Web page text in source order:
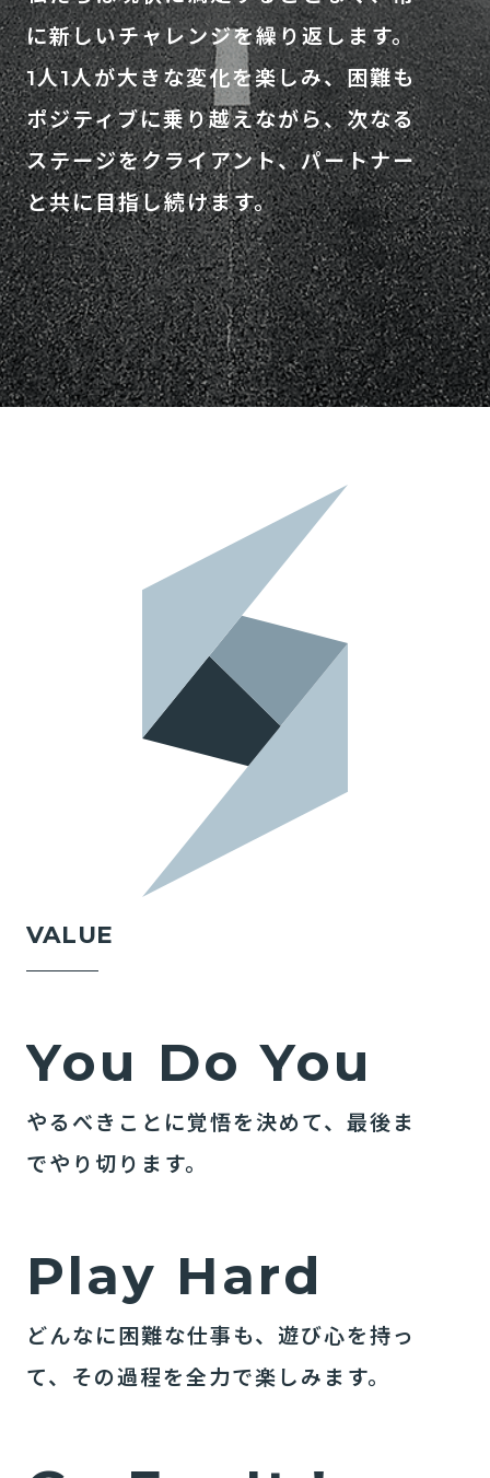
に新しいチャレンジを繰り返します。
1人1人が大きな変化を楽しみ、困難も
ポジティブに乗り越えながら、次なる
ステージをクライアント、パートナー
と共に目指し続けます。
VALUE
You Do You
やるべきことに覚悟を決めて、最後ま
でやり切ります。
Play Hard
どんなに困難な仕事も、遊び心を持っ
て、その過程を全力で楽しみます。